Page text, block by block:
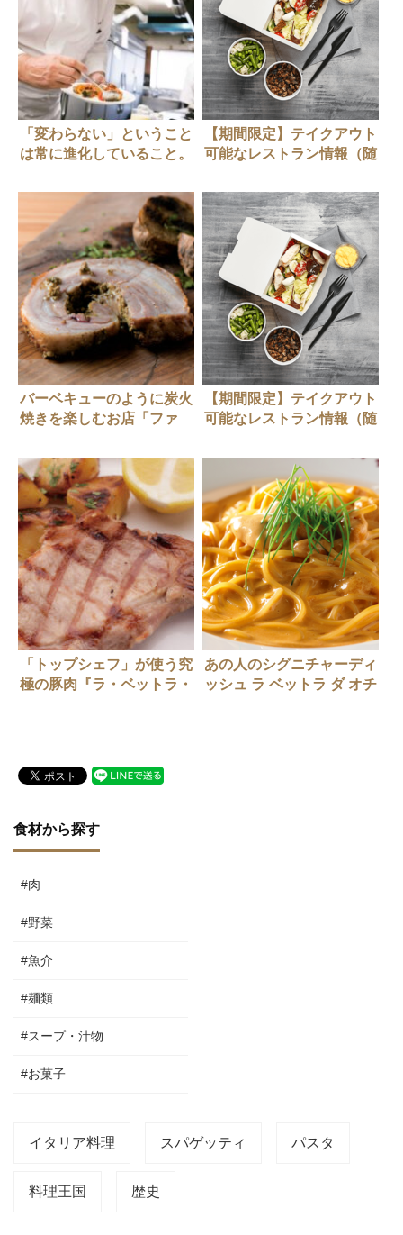
「変わらない」ということ
は常に進化していること。
【期間限定】テイクアウト
可能なレストラン情報（随
バーベキューのように炭火
焼きを楽しむお店「ファ
【期間限定】テイクアウト
可能なレストラン情報（随
「トップシェフ」が使う究
極の豚肉『ラ・ベットラ・
あの人のシグニチャーディ
ッシュ ラ ベットラ ダ オチ
食材から探す
#肉
#野菜
#魚介
#麺類
#スープ・汁物
#お菓子
イタリア料理 スパゲッティ パスタ
料理王国 歴史